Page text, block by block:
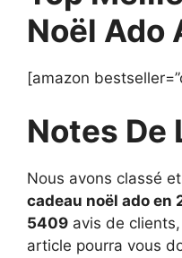
Noël Ado
[amazon
Notes De
Nous avons classé
cadeau noël ado en
5409 avis de
article pourra vous